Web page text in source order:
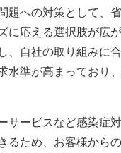
題への対策として、
に応える選択肢が広
、自社の取り組みに
水準が高まっており
サービスなど感染症
るため、お客様から